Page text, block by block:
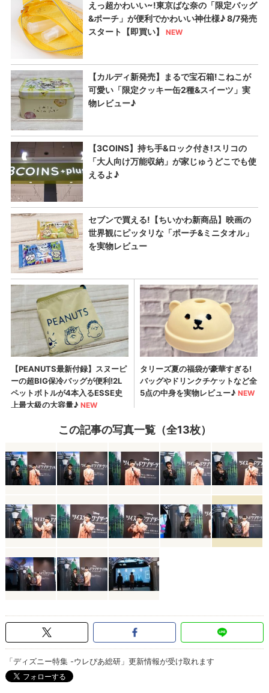
この記事の写真一覧（全13枚）
「ディズニー特集 -ウレぴあ総研」更新情報が受け取れます